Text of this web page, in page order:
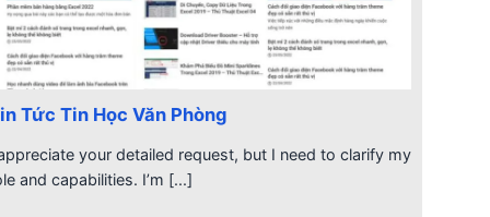
Tức Tin Học Văn Phòng
your detailed request, but I need to clarify my
and capabilities. I’m [...]